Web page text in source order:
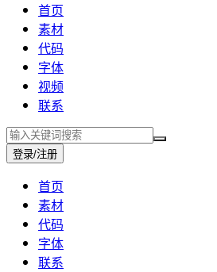
首页
素材
代码
字体
视频
联系
登录/注册
首页
素材
代码
字体
联系